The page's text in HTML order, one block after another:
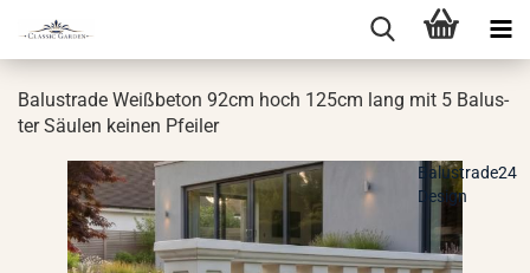
Ba­lus­tra­de Weiß­be­ton 92cm hoch 125cm lang mit 5 Ba­lus­
ter Säu­len kei­nen Pfei­ler
Balustrade24
Design